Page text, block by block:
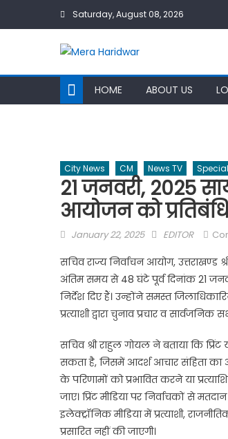
Saturday, August 08, 2026
HOME ABOUT US
City News CM News TV
21 जनवरी, 2025
आयोजन को
Posted
January 22, 2025 Author
EDITOR
सचिव राज्य निर्वाचन आयोग,
अंतिम समय से 48 घंटे पूर्व दिनांक 21
निर्देश दिए हैं। उन्होंने समस्त
प्रत्याशी द्वारा चुनाव प्रचार व
सचिव श्री राहुल गोयल ने बताया कि प्रिंट
सकता है, जिसमें आदर्श आचार संहिता का
के परिणामों को प्रभावित करने या
जाए। प्रिंट मीडिया पर निर्वाचकों से
इलेक्ट्रॉनिक मीडिया में प्रत्याशी,
प्रसारित नहीं की जाएगी।